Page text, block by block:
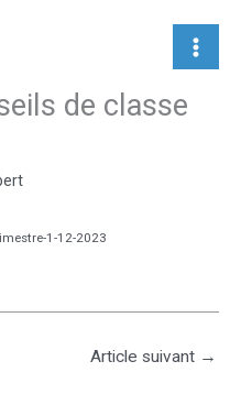
de classe
1-12-2023
Article suivant →